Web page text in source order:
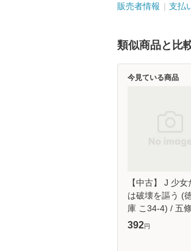
販売者情報 支払
類似商品と比
【中古】 J 少女
は破壊を謳う (
庫 こ34-4) / 五條
徳間書店 [文庫]
392円
今見ている商品